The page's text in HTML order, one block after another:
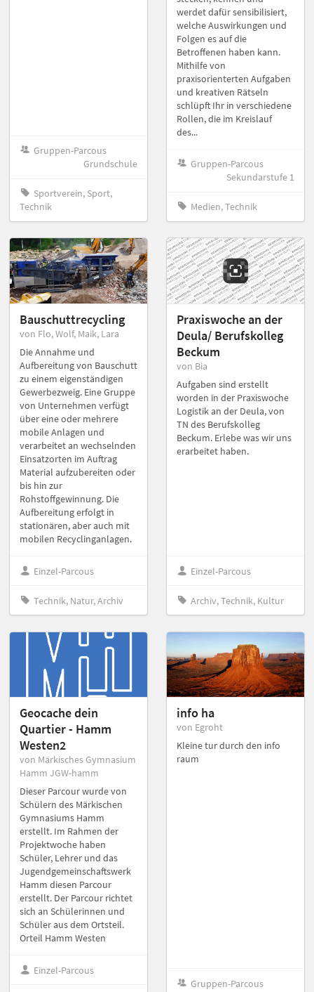
Gruppen-Parcous
Grundschule
Sportverein, Sport,
Technik
werdet dafür sensibilisiert,
welche Auswirkungen und
Folgen es auf die
Betroffenen haben kann.
Mithilfe von
praxisorienterten Aufgaben
und kreativen Rätseln
schlüpft Ihr in verschiedene
Rollen, die im Kreislauf
des...
Gruppen-Parcous
Sekundarstufe 1
Medien, Technik
Bauschuttrecycling
von Flo, Wolf, Maik, Lara
Die Annahme und
Aufbereitung von Bauschutt
zu einem eigenständigen
Gewerbezweig. Eine Gruppe
von Unternehmen verfügt
über eine oder mehrere
mobile Anlagen und
verarbeitet an wechselnden
Einsatzorten im Auftrag
Material aufzubereiten oder
bis hin zur
Rohstoffgewinnung. Die
Aufbereitung erfolgt in
stationären, aber auch mit
mobilen Recyclinganlagen.
Einzel-Parcous
Technik, Natur, Archiv
Praxiswoche an der
Deula/ Berufskolleg
Beckum
von Bia
Aufgaben sind erstellt
worden in der Praxiswoche
Logistik an der Deula, von
TN des Berufskolleg
Beckum. Erlebe was wir uns
erarbeitet haben.
Einzel-Parcous
Archiv, Technik, Kultur
Geocache dein
Quartier - Hamm
Westen2
von Märkisches Gymnasium
Hamm JGW-hamm
Dieser Parcour wurde von
Schülern des Märkischen
Gymnasiums Hamm
erstellt. Im Rahmen der
Projektwoche haben
Schüler, Lehrer und das
Jugendgemeinschaftswerk
Hamm diesen Parcour
erstellt. Der Parcour richtet
sich an Schülerinnen und
Schüler aus dem Ortsteil.
Orteil Hamm Westen
Einzel-Parcous
info ha
von Egroht
Kleine tur durch den info
raum
Gruppen-Parcous